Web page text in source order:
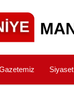
Siyaset